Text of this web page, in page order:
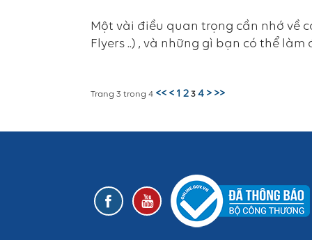
Một vài điều quan trọng cần nhớ về
Flyers ..) , và những gì bạn có thể
Trang 3 trong 4 << < 1 2 3 4 > >>